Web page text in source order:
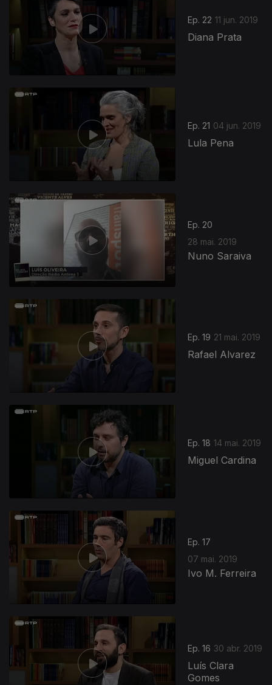
Ep. 22 11 jun. 2019
Diana Prata
Ep. 21 04 jun. 2019
Lula Pena
Ep. 20
28 mai. 2019
Nuno Saraiva
Ep. 19 21 mai. 2019
Rafael Alvarez
408255
Ep. 18 14 mai. 2019
Miguel Cardina
Ep. 17
07 mai. 2019
Ivo M. Ferreira
Ep. 16 30 abr. 2019
Luís Clara
Gomes